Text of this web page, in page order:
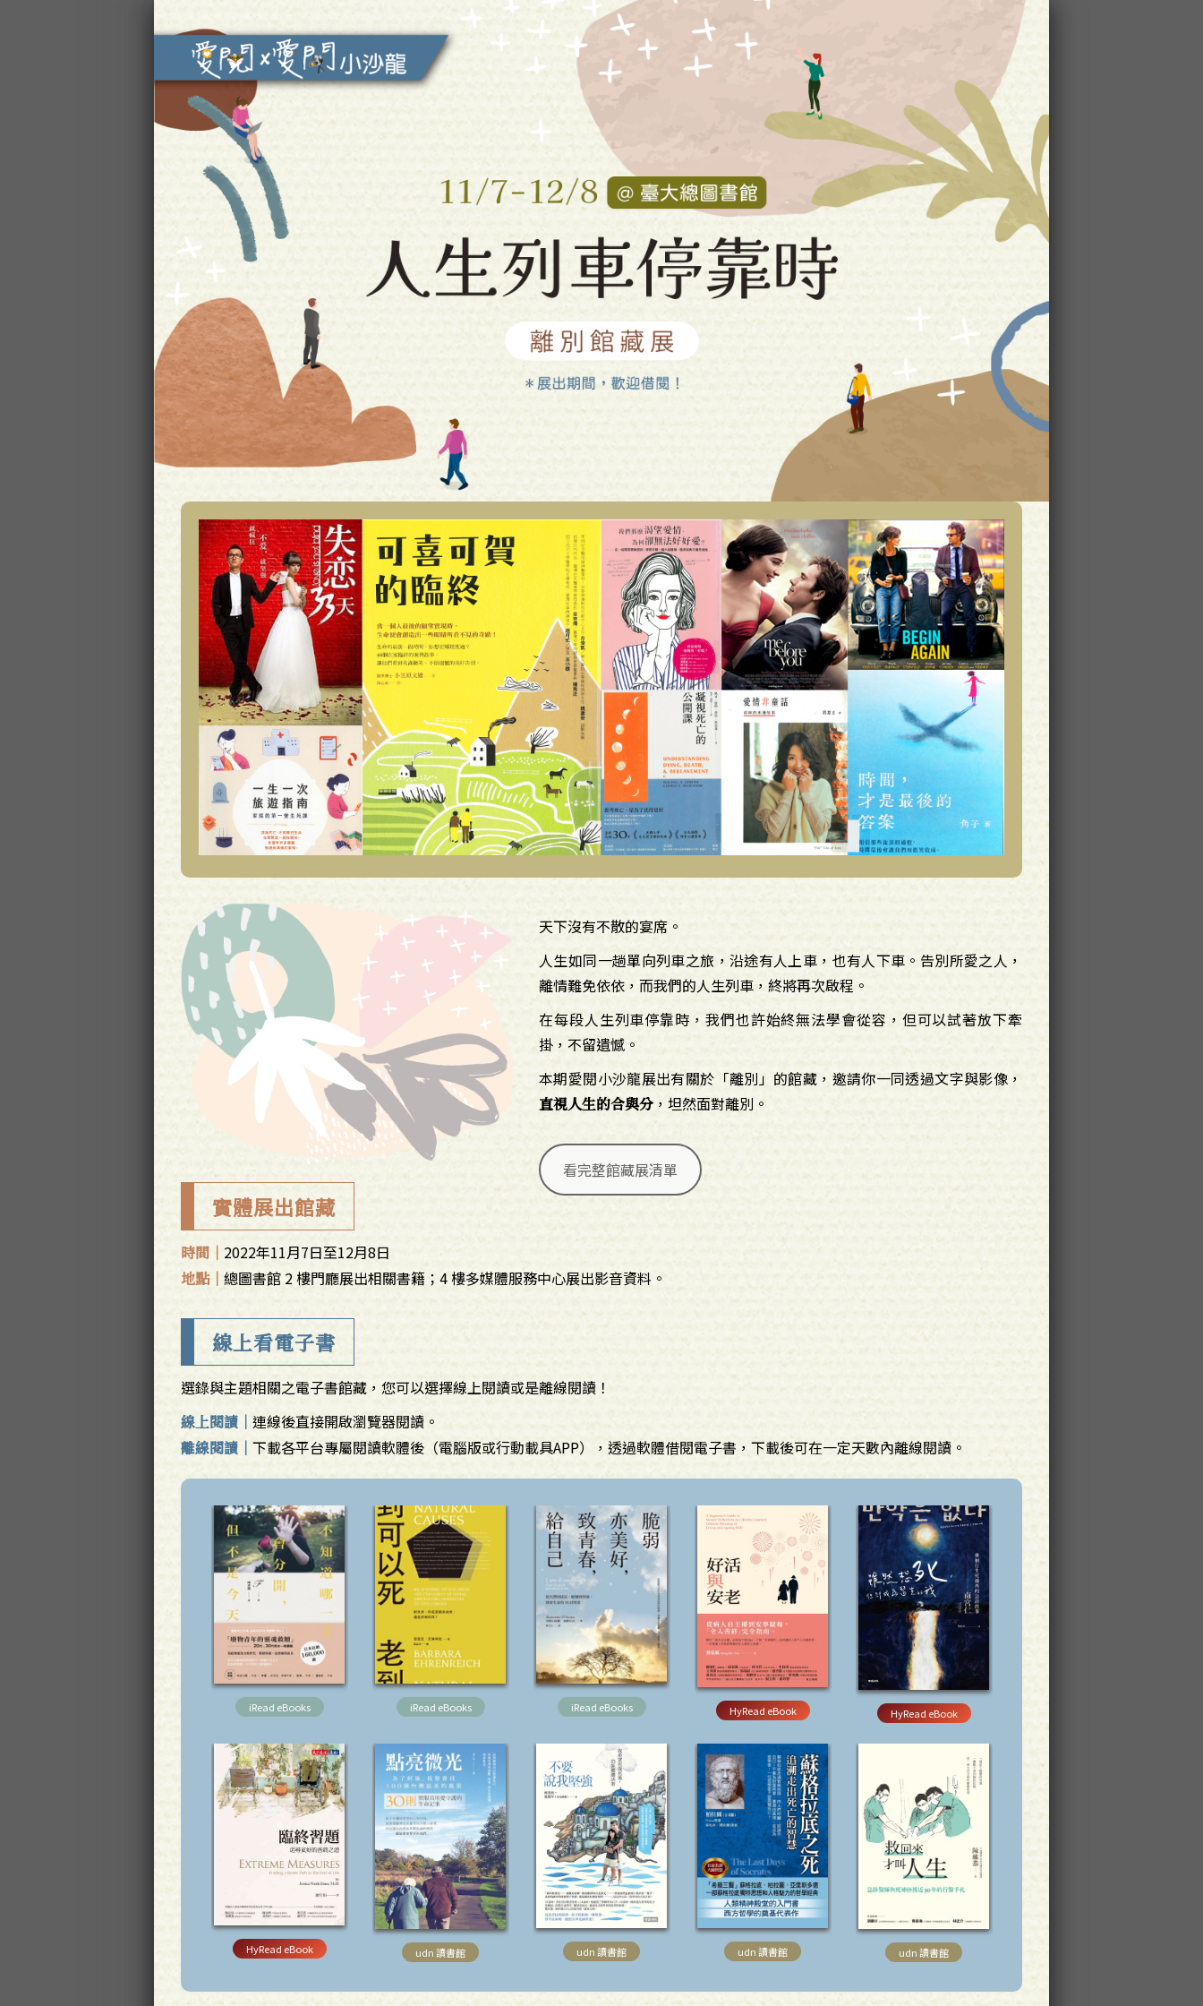
天下沒有不散的宴席。
人生如同一趟單向列車之旅，沿途有人上車，也有人下車。告別所愛之人，
離情難免依依，而我們的人生列車，終將再次啟程。
在每段人生列車停靠時，我們也許始終無法學會從容，但可以試著放下牽
掛，不留遺憾。
本期愛閱小沙龍展出有關於「離別」的館藏，邀請你一同透過文字與影像，
直視人生的合與分，坦然面對離別。
看完整館藏展清單
實體展出館藏
時間｜ 2022年11月7日至12月8日
地點｜ 總圖書館 2 樓門廳展出相關書籍；4 樓多媒體服務中心展出影音資料。
線上看電子書
選錄與主題相關之電子書館藏，您可以選擇線上閱讀或是離線閱讀！
線上閱讀｜ 連線後直接開啟瀏覽器閱讀。
離線閱讀｜ 下載各平台專屬閱讀軟體後（電腦版或行動載具APP），透過軟體借閱電子書，下載後可在一定天數內離線閱讀。
iRead eBooks iRead eBooks iRead eBooks HyRead eBook HyRead eBook
HyRead eBook udn 讀書館 udn 讀書館 udn 讀書館 udn 讀書館